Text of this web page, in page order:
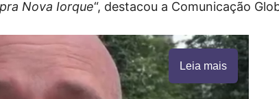
Nova Iorque“, destacou a Comunicação
Leia mais